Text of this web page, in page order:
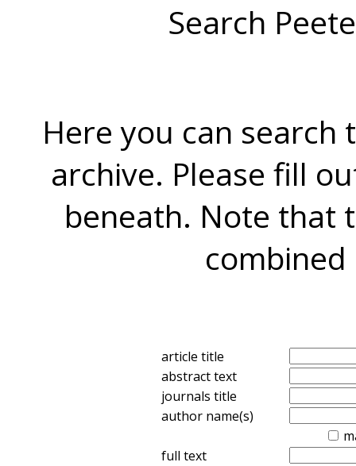
Search
Here you can search
archive. Please fill
beneath. Note that
combined
article title
abstract text
journals title
author name(s)
full text